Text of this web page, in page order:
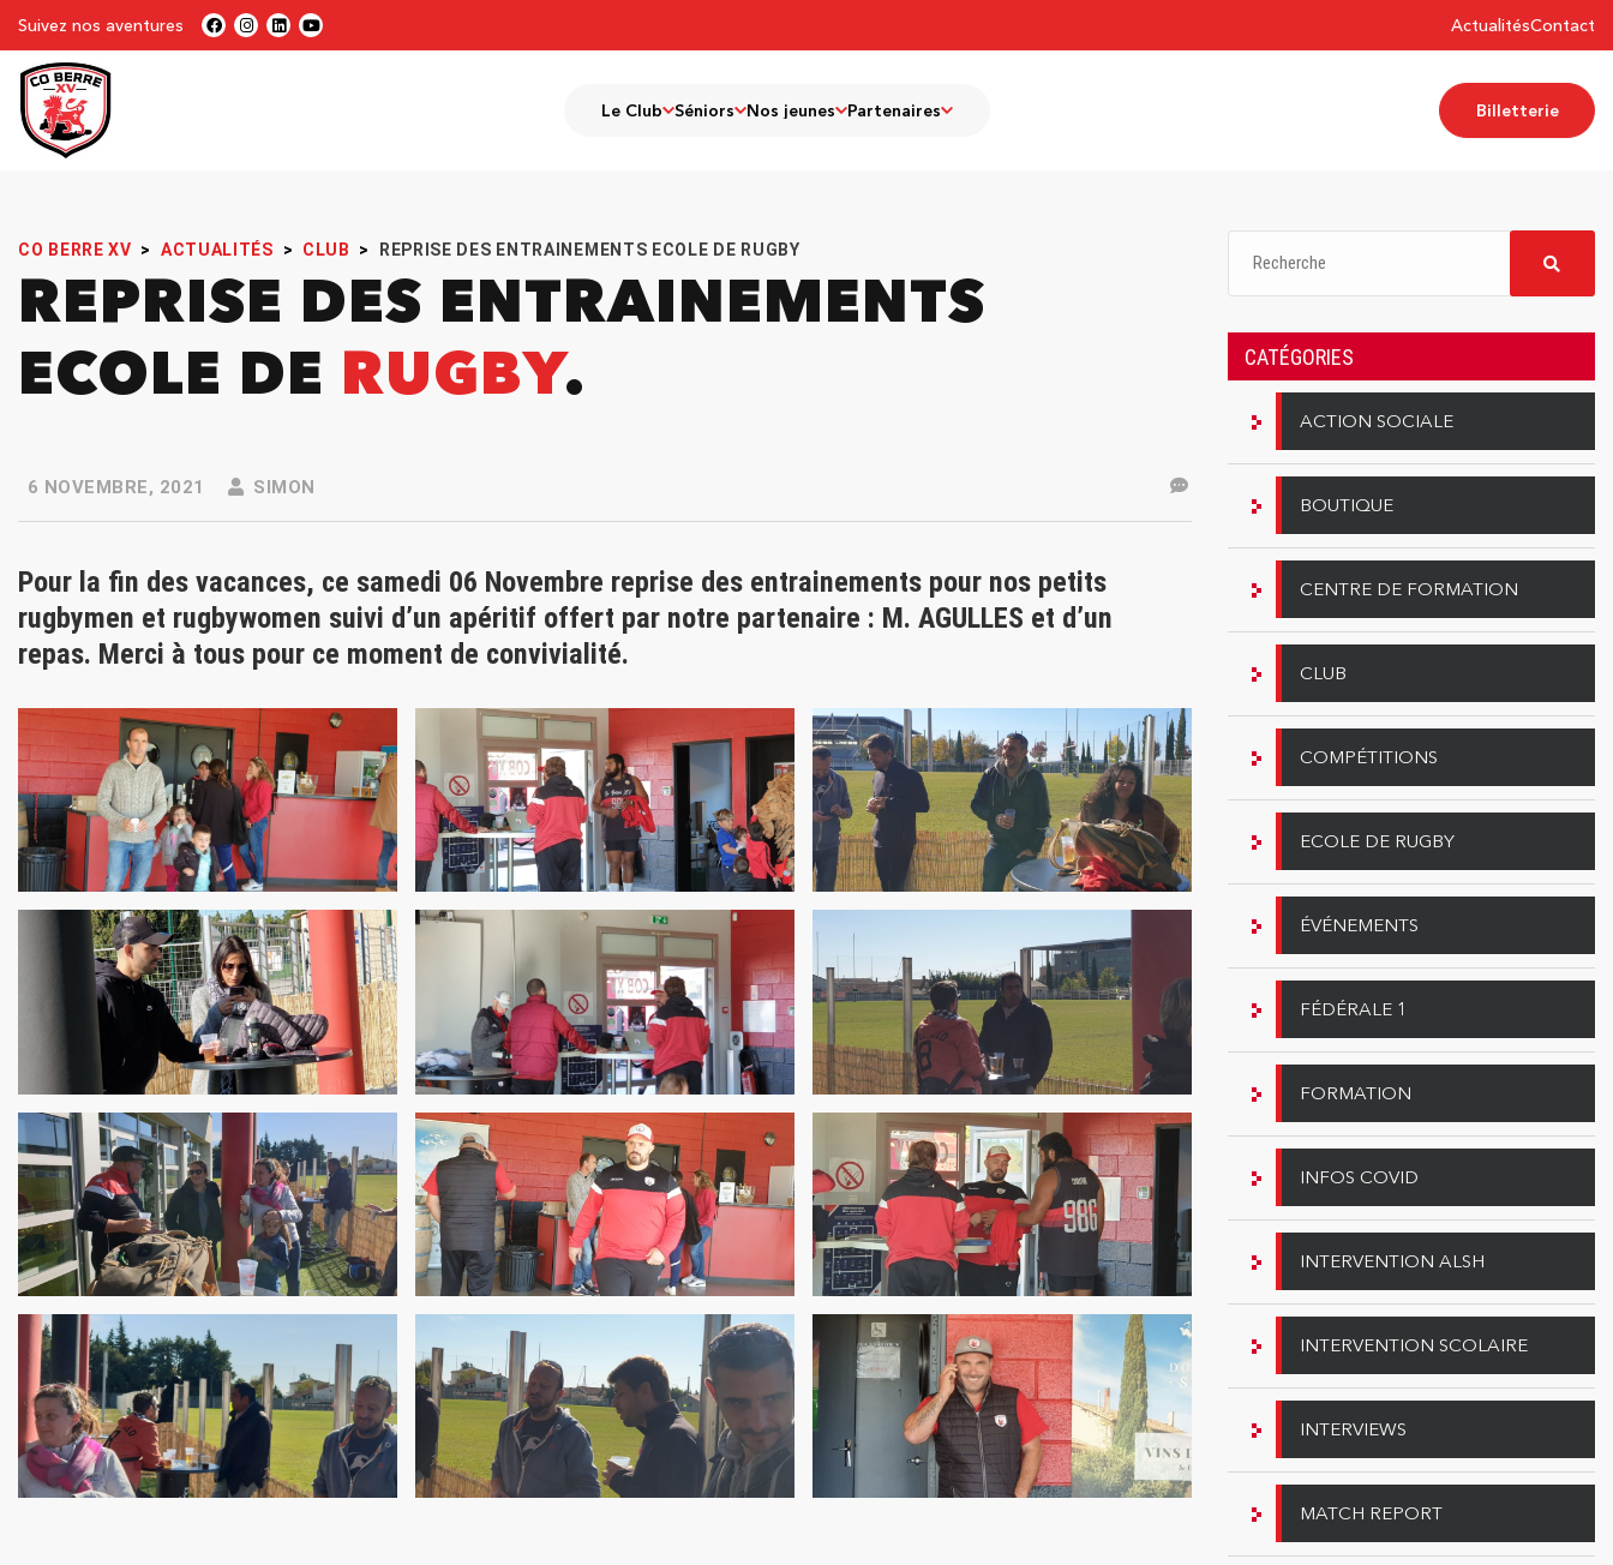
Suivez nos aventures ActualitésContact
Le Club Séniors Nos jeunes Partenaires Billetterie
CO BERRE XV > ACTUALITÉS > CLUB > REPRISE DES ENTRAINEMENTS ECOLE DE RUGBY
REPRISE DES ENTRAINEMENTS
ECOLE DE RUGBY
6 NOVEMBRE, 2021 SIMON
Pour la fin des vacances, ce samedi 06 Novembre reprise des entrainements pour nos petits
rugbymen et rugbywomen suivi d’un apéritif offert par notre partenaire : M. AGULLES et d’un
repas. Merci à tous pour ce moment de convivialité.
CATÉGORIES
ACTION SOCIALE
BOUTIQUE
CENTRE DE FORMATION
CLUB
COMPÉTITIONS
ECOLE DE RUGBY
ÉVÉNEMENTS
FÉDÉRALE 1
FORMATION
INFOS COVID
INTERVENTION ALSH
INTERVENTION SCOLAIRE
INTERVIEWS
MATCH REPORT